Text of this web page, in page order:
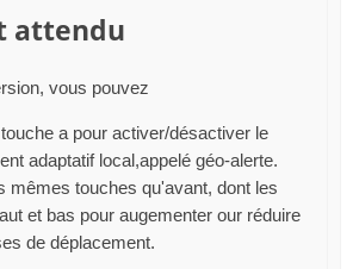
attendu
vous pouvez
a pour activer/désactiver le
adaptatif local,appelé géo-alerte.
mêmes touches qu'avant, dont les
et bas pour augementer our réduire
de déplacement.